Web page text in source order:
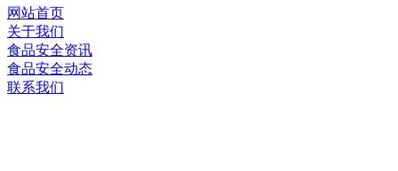
网站首页
关于我们
食品安全资讯
食品安全动态
联系我们